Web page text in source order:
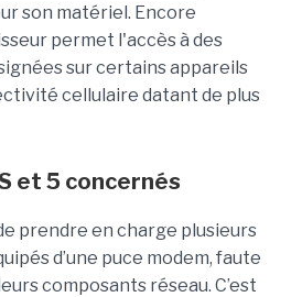
son matériel. Encore
permet l'accès à des
sur certains appareils
cellulaire datant de plus
et 5 concernés
prendre en charge plusieurs
d’une puce modem, faute
composants réseau. C’est